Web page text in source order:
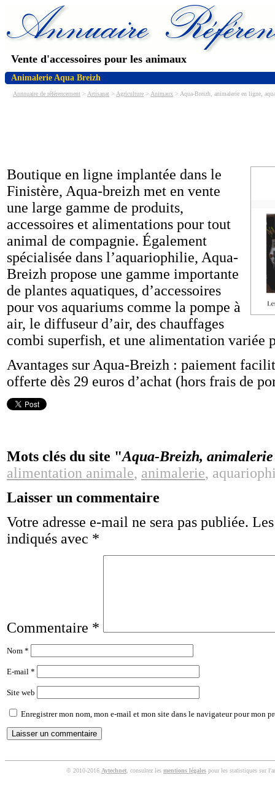
Vente d'accessoires pour les animaux
Animalerie Aqua Breizh
Annnuaire de référencement > Artisanat > Agriculture > Animaux > Aqua-Breizh, animalerie en ligne,
Boutique en ligne implantée dans le
Finistère, Aqua-breizh met en vente
une large gamme de produits,
accessoires et alimentations pour tout
animal de compagnie. Également
spécialisée dans l’aquariophilie, Aqua-
Breizh propose une gamme importante
de plantes aquatiques, d’accessoires
pour vos aquariums comme la pompe à
air, le diffuseur d’air, des chauffages
combi superfish, et une alimentation variée
Avantages sur Aqua-Breizh : paiement
offerte dès 29 euros d’achat (hors frais de
Mots clés du site "Aqua-Breizh,
alimentation animale, animalerie,
Laisser un commentaire
Votre adresse e-mail ne sera pas publiée.
indiqués avec *
Commentaire *
Nom *
E-mail *
Site web
Enregistrer mon nom, mon e-mail et mon site dans le navigateur pour mon
© 2010-2016 Aytechnet , consultez les mentions légales pour les statistiques sur